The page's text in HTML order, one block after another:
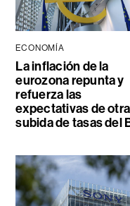
ECONOMÍA
La inflación de la
eurozona repunta y
refuerza las
expectativas de otra
subida de tasas del